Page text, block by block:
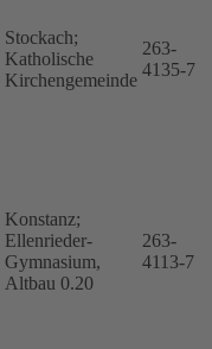
Stockach;
Katholische
Kirchengemeinde
263-
4135-7
Konstanz;
Ellenrieder-
Gymnasium,
Altbau 0.20
263-
4113-7